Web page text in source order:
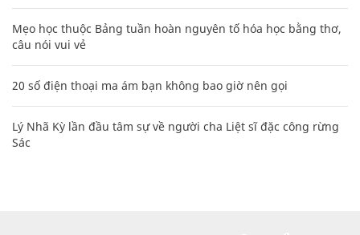
Mẹo học thuộc Bảng tuần hoàn nguyên tố hóa học bằng thơ,
câu nói vui vẻ
20 số điện thoại ma ám bạn không bao giờ nên gọi
Lý Nhã Kỳ lần đầu tâm sự về người cha Liệt sĩ đặc công rừng
Sác